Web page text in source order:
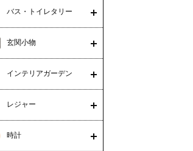
バス・トイレタリー
玄関小物
インテリアガーデン
レジャー
時計